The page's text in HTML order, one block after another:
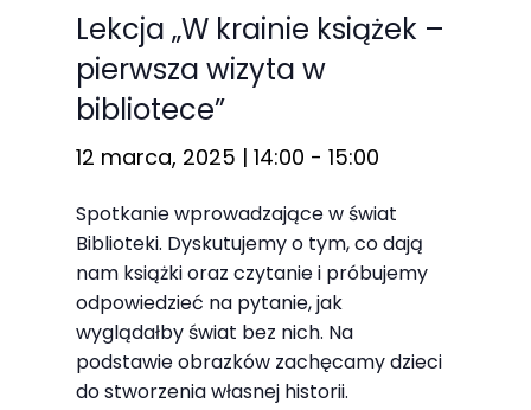
Lekcja „W krainie książek –
pierwsza wizyta w
bibliotece”
12 marca, 2025 | 14:00 - 15:00
Spotkanie wprowadzające w świat
Biblioteki. Dyskutujemy o tym, co dają
nam książki oraz czytanie i próbujemy
odpowiedzieć na pytanie, jak
wyglądałby świat bez nich. Na
podstawie obrazków zachęcamy dzieci
do stworzenia własnej historii.
Te pliki cookie
nie są
opcjonalne. Są
one potrzebne
funkcjonowania
strony
internetowej.
Statystyka
Abyśmy mogli
poprawić